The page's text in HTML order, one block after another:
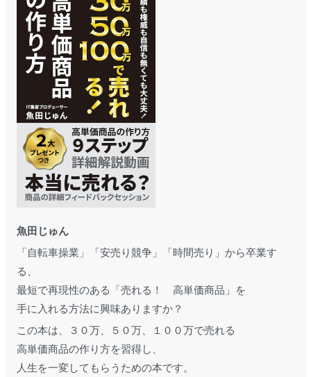
魚田じゅん
「自転車操業」「安売り競争」「時間売り」から卒業す
る、
最短で再現性のある「売れる！ 高単価商品」を
手に入れる方法に興味ありますか？
この本は、３０万、５０万、１００万で売れる
高単価商品の作り方を習得し、
人生を一変してもらうための本です。